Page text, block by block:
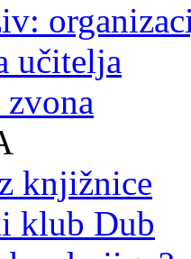
učitelja
zvona
knjižnice
klub Dub